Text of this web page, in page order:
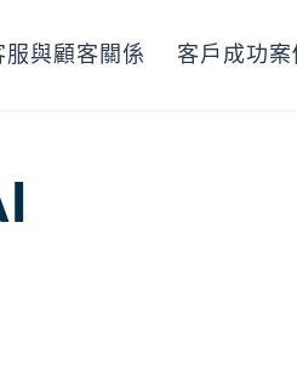
服與顧客關係 客戶成功案